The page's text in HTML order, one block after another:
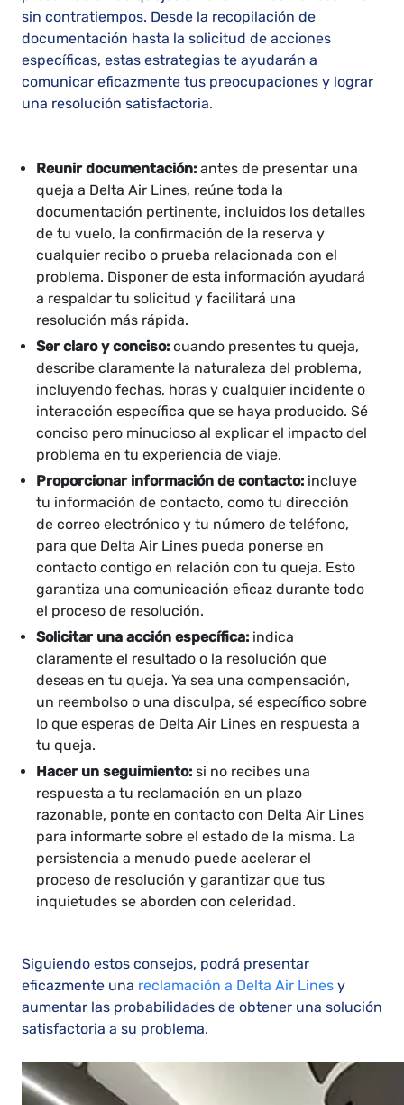
sin contratiempos. Desde la recopilación de
documentación hasta la solicitud de acciones
específicas, estas estrategias te ayudarán a
comunicar eficazmente tus preocupaciones y lograr
una resolución satisfactoria.
Reunir documentación: antes de presentar una
queja a Delta Air Lines, reúne toda la
documentación pertinente, incluidos los detalles
de tu vuelo, la confirmación de la reserva y
cualquier recibo o prueba relacionada con el
problema. Disponer de esta información ayudará
a respaldar tu solicitud y facilitará una
resolución más rápida.
Ser claro y conciso: cuando presentes tu queja,
describe claramente la naturaleza del problema,
incluyendo fechas, horas y cualquier incidente o
interacción específica que se haya producido. Sé
conciso pero minucioso al explicar el impacto del
problema en tu experiencia de viaje.
Proporcionar información de contacto: incluye
tu información de contacto, como tu dirección
de correo electrónico y tu número de teléfono,
para que Delta Air Lines pueda ponerse en
contacto contigo en relación con tu queja. Esto
garantiza una comunicación eficaz durante todo
el proceso de resolución.
Solicitar una acción específica: indica
claramente el resultado o la resolución que
deseas en tu queja. Ya sea una compensación,
un reembolso o una disculpa, sé específico sobre
lo que esperas de Delta Air Lines en respuesta a
tu queja.
Hacer un seguimiento: si no recibes una
respuesta a tu reclamación en un plazo
razonable, ponte en contacto con Delta Air Lines
para informarte sobre el estado de la misma. La
persistencia a menudo puede acelerar el
proceso de resolución y garantizar que tus
inquietudes se aborden con celeridad.
Siguiendo estos consejos, podrá presentar
eficazmente una reclamación a Delta Air Lines y
aumentar las probabilidades de obtener una solución
satisfactoria a su problema.